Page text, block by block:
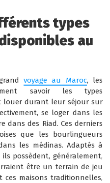
types
au
voyage au Maroc, les
savoir les types
louer durant leur séjour sur
se loger dans les
dans des Riad. Ces derniers
que les bourlingueurs
les médinas. Adaptés à
possèdent, généralement,
être un terrain de jeu
maisons traditionnelles,